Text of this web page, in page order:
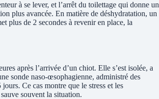
à se lever, et l’arrêt du toilettage qui donne un
plus avancée. En matière de déshydratation, un
plus de 2 secondes à revenir en place, la
après l’arrivée d’un chiot. Elle s’est isolée, a
sonde naso-œsophagienne, administré des
Ce cas montre que le stress et les
souvent la situation.